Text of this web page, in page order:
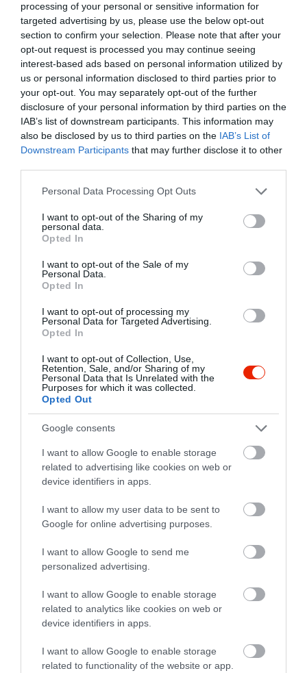
processing of your personal or sensitive information for
targeted advertising by us, please use the below opt-out
section to confirm your selection. Please note that after your
opt-out request is processed you may continue seeing
interest-based ads based on personal information utilized by
us or personal information disclosed to third parties prior to
your opt-out. You may separately opt-out of the further
disclosure of your personal information by third parties on the
IAB’s list of downstream participants. This information may
also be disclosed by us to third parties on the IAB’s List of
Downstream Participants that may further disclose it to other
Please note that this website/app uses one or more Google
not limited to your visit or usage behaviour. You may click to
grant or deny consent to Google and its third-party tags to
use your data for below specified purposes in below Google
consent section.
Personal Data Processing Opt Outs
I want to opt-out of the Sharing of my
personal data.
Opted In
I want to opt-out of the Sale of my
Personal Data.
Opted In
I want to opt-out of processing my
Personal Data for Targeted Advertising.
Opted In
I want to opt-out of Collection, Use,
Retention, Sale, and/or Sharing of my
Personal Data that Is Unrelated with the
Purposes for which it was collected.
Opted Out
Google consents
I want to allow Google to enable storage
related to advertising like cookies on web or
device identifiers in apps.
I want to allow my user data to be sent to
Google for online advertising purposes.
I want to allow Google to send me
personalized advertising.
I want to allow Google to enable storage
related to analytics like cookies on web or
device identifiers in apps.
I want to allow Google to enable storage
related to functionality of the website or app.
Probléma jelentése Te vagy a tulajdonos?
5.0
Összesen 1
5 1
4 0
3 0
0
2022. Október 31.
Reggeliző helynek kitűnő.
Friss szendvicsek az átlagnál
igényesebb
friss tejet is lehet kapni a
reggelihez, ami korábban
furcsa kérésként hangzott a
tulaj számára. Emellett
rántotta, tükörtojás, ham-and-